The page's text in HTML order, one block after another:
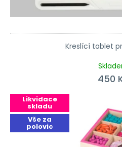
Kreslící tablet
450
Likvidace
skladu
Vše za
polovic